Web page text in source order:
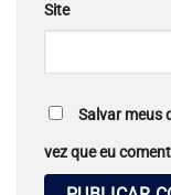
Site
Salvar meus
vez que eu